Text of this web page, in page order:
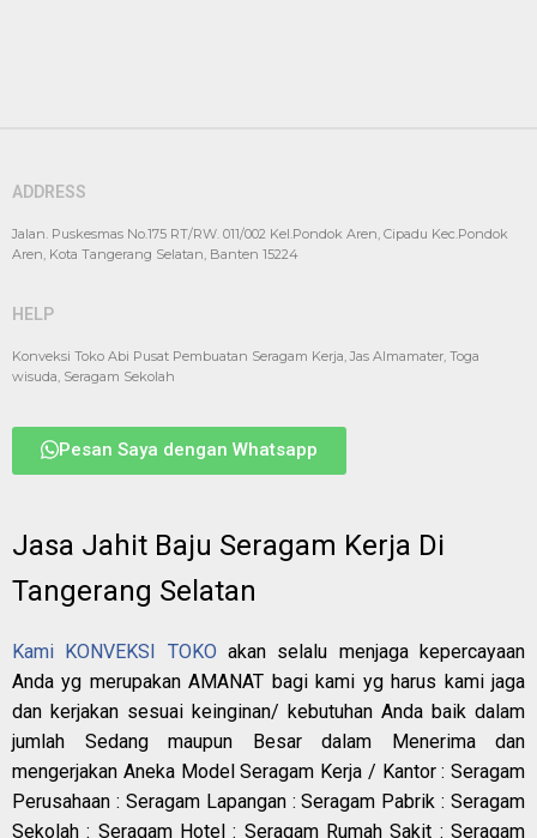
ADDRESS
Jalan. Puskesmas No.175 RT/RW. 011/002 Kel.Pondok Aren, Cipadu Kec.Pondok
Aren, Kota Tangerang Selatan, Banten 15224
HELP
Konveksi Toko Abi Pusat Pembuatan Seragam Kerja, Jas Almamater, Toga
wisuda, Seragam Sekolah
Pesan Saya dengan Whatsapp
Jasa Jahit Baju Seragam Kerja Di
Tangerang Selatan
Kami KONVEKSI TOKO akan selalu menjaga kepercayaan
Anda yg merupakan AMANAT bagi kami yg harus kami jaga
dan kerjakan sesuai keinginan/ kebutuhan Anda baik dalam
jumlah Sedang maupun Besar dalam Menerima dan
mengerjakan Aneka Model Seragam Kerja / Kantor : Seragam
Perusahaan : Seragam Lapangan : Seragam Pabrik : Seragam
Sekolah : Seragam Hotel : Seragam Rumah Sakit : Seragam